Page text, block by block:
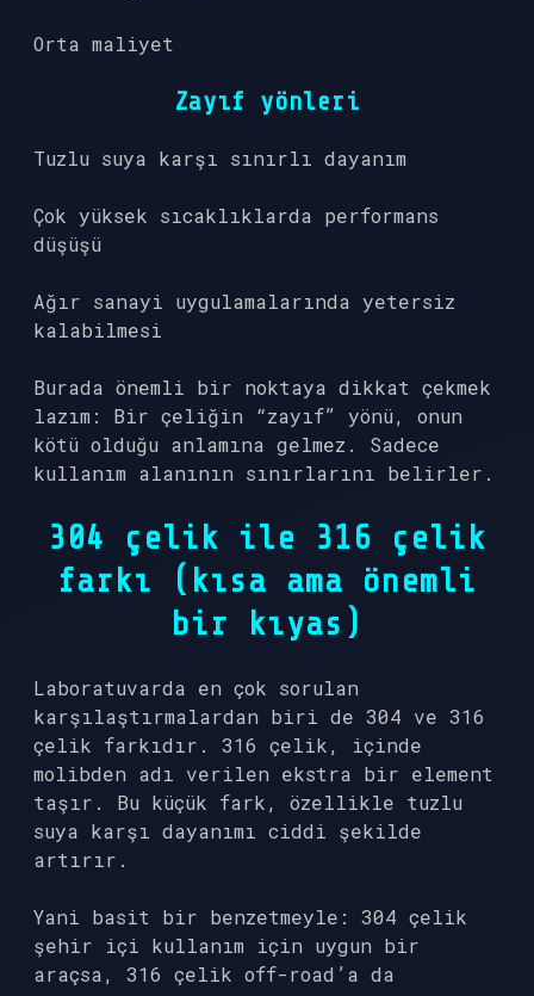
Orta maliyet
Zayıf yönleri
Tuzlu suya karşı sınırlı dayanım
Çok yüksek sıcaklıklarda performans
düşüşü
Ağır sanayi uygulamalarında yetersiz
kalabilmesi
Burada önemli bir noktaya dikkat çekmek
lazım: Bir çeliğin “zayıf” yönü, onun
kötü olduğu anlamına gelmez. Sadece
kullanım alanının sınırlarını belirler.
304 çelik ile 316 çelik
farkı (kısa ama önemli
bir kıyas)
Laboratuvarda en çok sorulan
karşılaştırmalardan biri de 304 ve 316
çelik farkıdır. 316 çelik, içinde
molibden adı verilen ekstra bir element
taşır. Bu küçük fark, özellikle tuzlu
suya karşı dayanımı ciddi şekilde
artırır.
Yani basit bir benzetmeyle: 304 çelik
şehir içi kullanım için uygun bir
araçsa, 316 çelik off-road’a da